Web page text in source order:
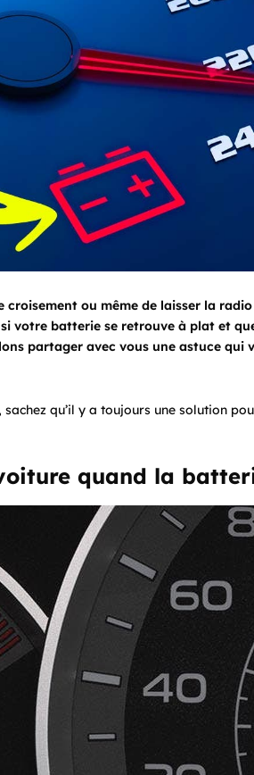
croisement ou même de laisser la
votre batterie se retrouve à plat et
partager avec vous une astuce qui
qu’il y a toujours une solution
quand la